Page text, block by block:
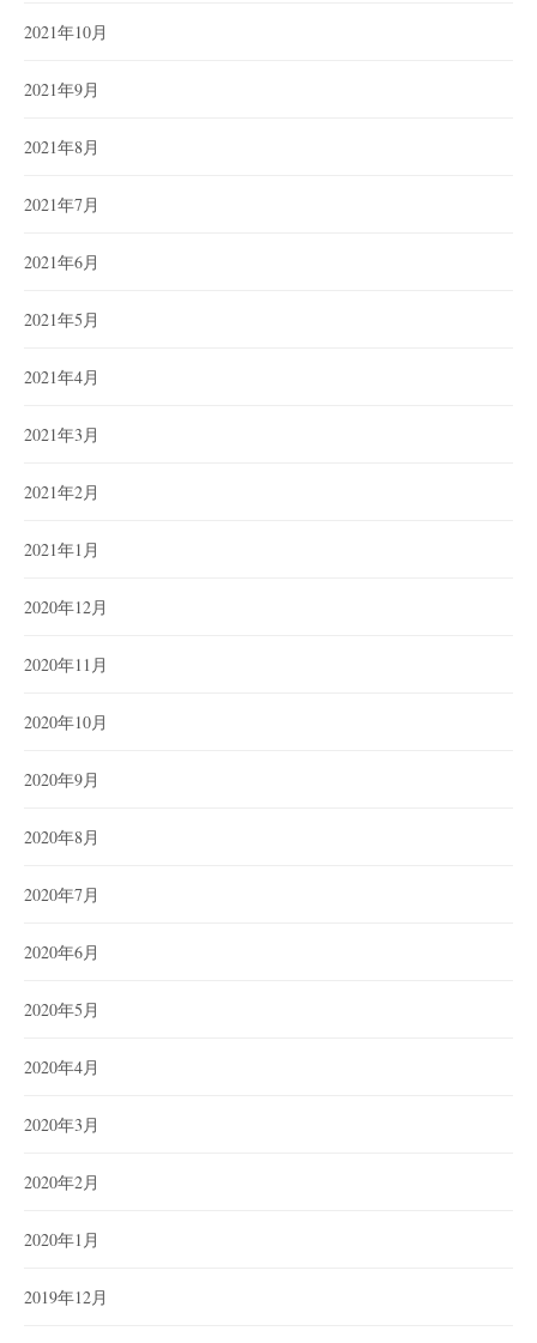
2021年10月
2021年9月
2021年8月
2021年7月
2021年6月
2021年5月
2021年4月
2021年3月
2021年2月
2021年1月
2020年12月
2020年11月
2020年10月
2020年9月
2020年8月
2020年7月
2020年6月
2020年5月
2020年4月
2020年3月
2020年2月
2020年1月
2019年12月